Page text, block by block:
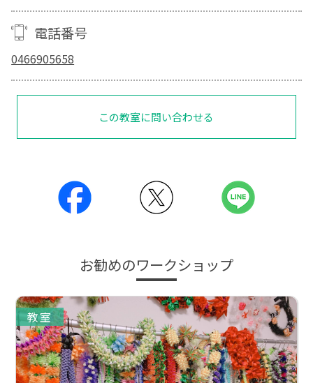
電話番号
0466905658
この教室に問い合わせる
お勧めのワークショップ
教室